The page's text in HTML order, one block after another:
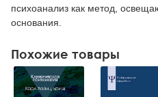
психоанализ как метод,
основания.
Похожие товары